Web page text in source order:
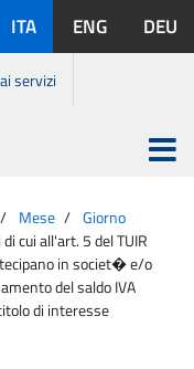
disponibili:
ITA ENG DEU
servizi
Apri
menu
Mese
Giorno
cui all'art. 5 del TUIR
in societ� e/o
del saldo IVA
di interesse